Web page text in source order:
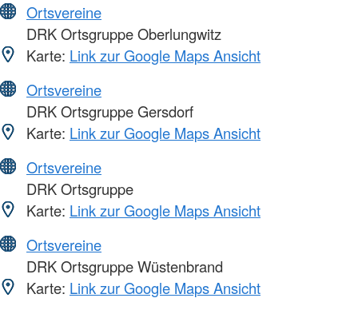
Ortsvereine
DRK Ortsgruppe Oberlungwitz
Karte: Link zur Google Maps Ansicht
Ortsvereine
DRK Ortsgruppe Gersdorf
Karte: Link zur Google Maps Ansicht
Ortsvereine
DRK Ortsgruppe
Karte: Link zur Google Maps Ansicht
Ortsvereine
DRK Ortsgruppe Wüstenbrand
Karte: Link zur Google Maps Ansicht